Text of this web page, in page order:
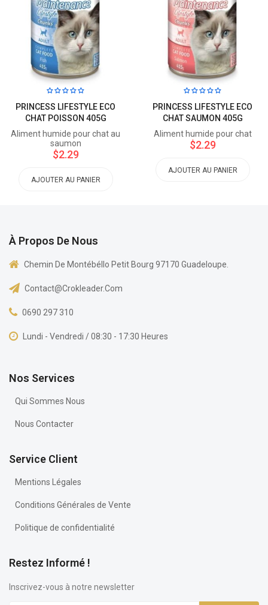
PRINCESS LIFESTYLE ECO
CHAT POISSON 405G
Aliment humide pour chat au
saumon
$2.29
AJOUTER AU PANIER
PRINCESS LIFESTYLE ECO
CHAT SAUMON 405G
Aliment humide pour chat
$2.29
AJOUTER AU PANIER
À Propos De Nous
Chemin De Montébéllo Petit Bourg 97170 Guadeloupe.
Contact@crokleader.com
0690 297 310
Lundi - Vendredi / 08:30 - 17:30 Heures
Nos Services
Qui Sommes Nous
Nous Contacter
Service Client
Mentions Légales
Conditions Générales de Vente
Politique de confidentialité
Restez Informé !
Inscrivez-vous à notre newsletter